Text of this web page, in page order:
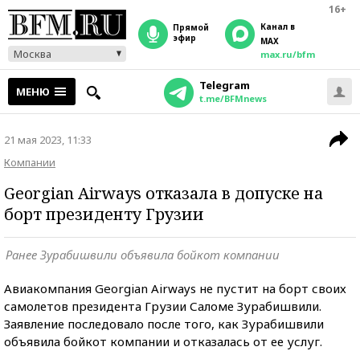
16+
Москва
прямой
эфир
Канал в
MAX
max.ru/bfm
МЕНЮ Telegram
t.me/BFMnews
21 мая 2023, 11:33
Компании
Georgian Airways отказала в допуске на
борт президенту Грузии
Ранее Зурабишвили объявила бойкот компании
Авиакомпания Georgian Airways не пустит на борт своих
самолетов президента Грузии Саломе Зурабишвили.
Заявление последовало после того, как Зурабишвили
объявила бойкот компании и отказалась от ее услуг.